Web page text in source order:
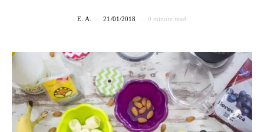
E. A. 21/01/2018 0 minute read